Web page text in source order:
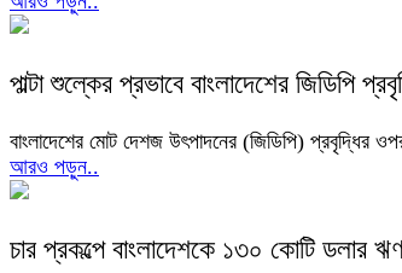
পাল্টা শুল্কের প্রভাবে বাংলাদেশের জিডিপি
বাংলাদেশের মোট দেশজ উৎপাদনের (জিডিপি) প্রবৃদ্ধির
আরও পড়ুন..
চার প্রকল্পে বাংলাদেশকে ১৩০ কোটি ডলার